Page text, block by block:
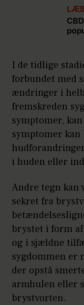
I de tidlige
forbundet med
ændringer i
fremskreden
symptomer,
symptomer
i huden eller
Andre tegn
sekret fra
brystet i form
og i sjældne
sygdommen er
der opstå
armhulen eller
brystvorten.